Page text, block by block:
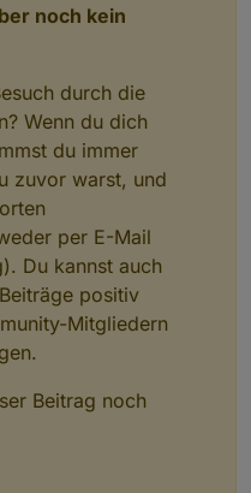
noch kein
durch die
Wenn du dich
du immer
zuvor warst, und
per E-Mail
Du kannst auch
positiv
Mitgliedern
Beitrag noch